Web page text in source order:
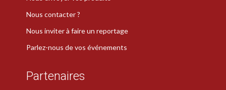
Nous contacter ?
Nous inviter à faire un reportage
Parlez-nous de vos événements
Partenaires